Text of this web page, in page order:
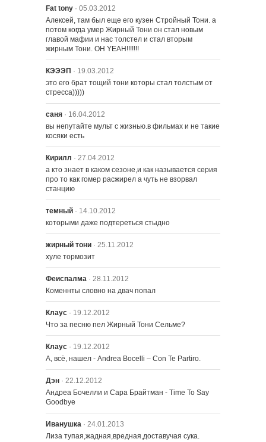
Fat tony · 05.03.2012
Алексей, там был еще его кузен Стройный Тони. а
потом когда умер Жирный Тони он стал новым
главой мафии и нас толстел и стал вторым
жирным Тони. OH YEAH!!!!!!!
КЭЭЭП · 19.03.2012
это его брат тощий тони которы стал толстым от
стресса)))))
саня · 16.04.2012
вы непутайте мульт с жизнью.в фильмах и не такие
косяки есть
Кирилл · 27.04.2012
а кто знает в каком сезоне,и как называется серия
про то как гомер расжирел а чуть не взорвал
станцию
темный · 14.10.2012
которыми даже подтереться стыдно
жирный тони · 25.11.2012
хуле тормозит
Феиспалма · 28.11.2012
Коменнты словно на двач попал
Клаус · 19.12.2012
Что за песню пел Жирный Тони Сельме?
Клаус · 19.12.2012
А, всё, нашел - Andrea Bocelli – Con Te Partiro.
Дэн · 22.12.2012
Андреа Бочелли и Сара Брайтман - Time To Say
Goodbyе
Иванушка · 24.01.2013
Лиза тупая,жадная,вредная,доставучая сука.